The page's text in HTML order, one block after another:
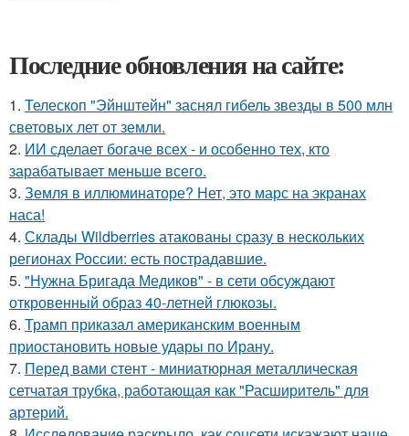
Последние обновления на сайте:
1. Телескоп "Эйнштейн" заснял гибель звезды в 500 млн
световых лет от земли.
2. ИИ сделает богаче всех - и особенно тех, кто
зарабатывает меньше всего.
3. Земля в иллюминаторе? Нет, это марс на экранах
наса!
4. Склады Wildberries атакованы сразу в нескольких
регионах России: есть пострадавшие.
5. "Нужна Бригада Медиков" - в сети обсуждают
откровенный образ 40-летней глюкозы.
6. Трамп приказал американским военным
приостановить новые удары по Ирану.
7. Перед вами стент - миниатюрная металлическая
сетчатая трубка, работающая как "Расширитель" для
артерий.